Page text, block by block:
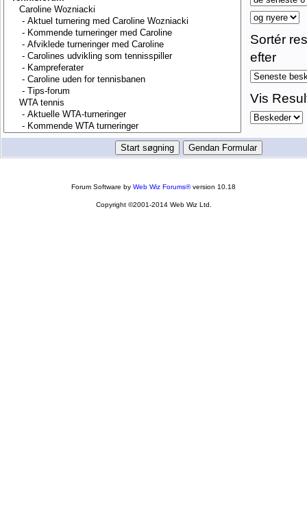
Sortér
efter
Vis
Forum Software by Web Wiz Forums®version 10.18
Copyright ©2001-2014 Web Wiz Ltd.